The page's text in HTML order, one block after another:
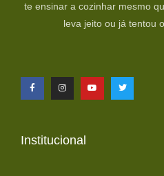
te ensinar a cozinhar mesmo
leva jeito ou já tentou
Institucional